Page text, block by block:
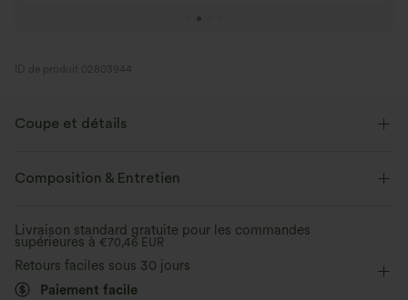
ID de produit 02803944
Coupe et détails
Coupe ample Soutien-gorge intégré
Yoga et Pilates Longueur hanches
Composition & Entretien
Livraison standard gratuite pour les commandes
supérieures à €70,46 EUR
Retours faciles sous 30 jours
Paiement facile